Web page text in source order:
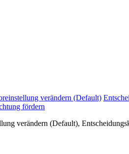
verändern (Default)
fördern
verändern (Default),